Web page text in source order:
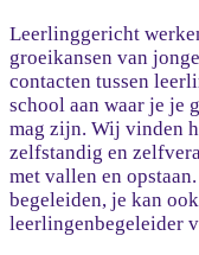
Leerlinggericht
groeikansen van
contacten tussen
school aan waar je je
mag zijn. Wij vinden
zelfstandig en
met vallen en
begeleiden, je kan
leerlingenbegeleider